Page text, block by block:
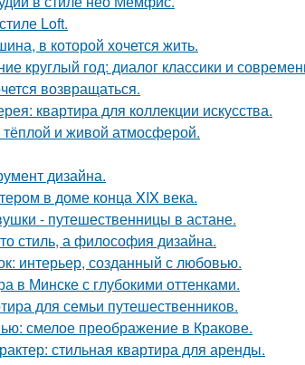
Loft.
в которой хочется жить.
круглый год: диалог классики и
возвращаться.
квартира для коллекции искусства.
тёплой и живой атмосферой.
дизайна.
в доме конца XIX века.
- путешественницы в астане.
стиль, а философия дизайна.
интерьер, созданный с любовью.
в Минске с глубокими оттенками.
для семьи путешественников.
смелое преображение в Кракове.
стильная квартира для аренды.